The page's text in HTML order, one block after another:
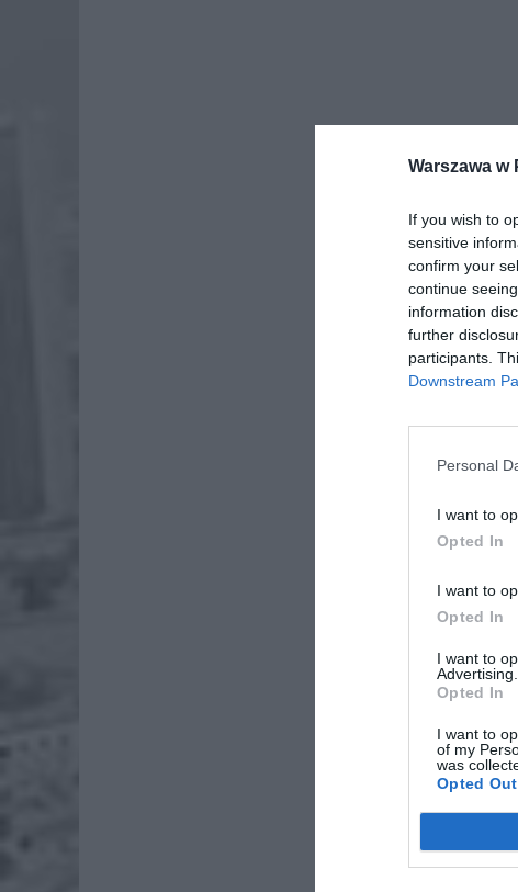
Warszawa w
If you wish to
sensitive
confirm your
continue
information
further
participants.
Downstream
Personal
I want to
Opted In
I want to
Opted In
I want to
Advertising.
Opted In
I want to
of my
was
Opted Out